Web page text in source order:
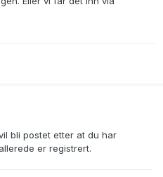
bli postet etter at du har
er registrert.